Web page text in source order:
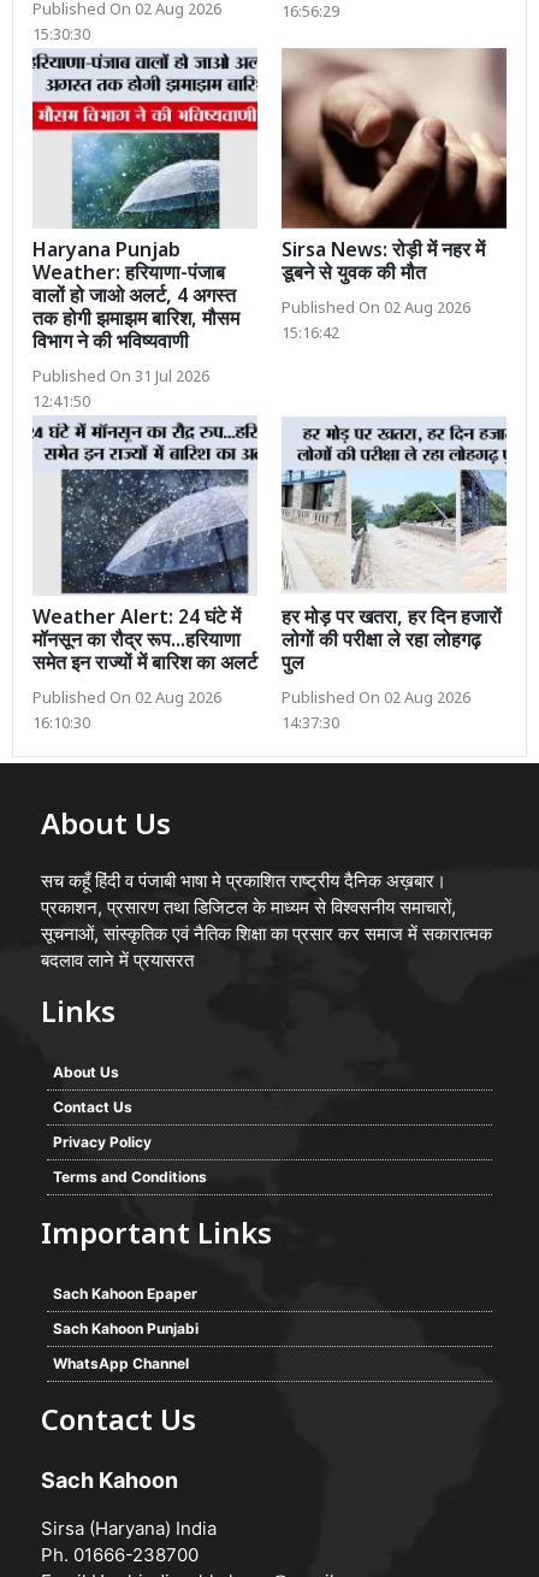
Published On 02 Aug 2026
15:30:30
16:56:29
Haryana Punjab
Weather: हरियाणा-पंजाब
वालों हो जाओ अलर्ट, 4 अगस्त
तक होगी झमाझम बारिश, मौसम
विभाग ने की भविष्यवाणी
Published On 31 Jul 2026
12:41:50
Sirsa News: रोड़ी में नहर में
डूबने से युवक की मौत
Published On 02 Aug 2026
15:16:42
Weather Alert: 24 घंटे में
मॉनसून का रौद्र रूप...हरियाणा
समेत इन राज्यों में बारिश का अलर्ट
Published On 02 Aug 2026
16:10:30
हर मोड़ पर खतरा, हर दिन हजारों
लोगों की परीक्षा ले रहा लोहगढ़
पुल
Published On 02 Aug 2026
14:37:30
About Us
सच कहूँ हिंदी व पंजाबी भाषा मे प्रकाशित राष्ट्रीय दैनिक अख़बार।
प्रकाशन, प्रसारण तथा डिजिटल के माध्यम से विश्वसनीय समाचारों,
सूचनाओं, सांस्कृतिक एवं नैतिक शिक्षा का प्रसार कर समाज में सकारात्मक
बदलाव लाने में प्रयासरत
Links
About Us
Contact Us
Privacy Policy
Terms and Conditions
Important Links
Sach Kahoon Epaper
Sach Kahoon Punjabi
WhatsApp Channel
Contact Us
Sach Kahoon
Sirsa (Haryana) India
Ph. 01666-238700